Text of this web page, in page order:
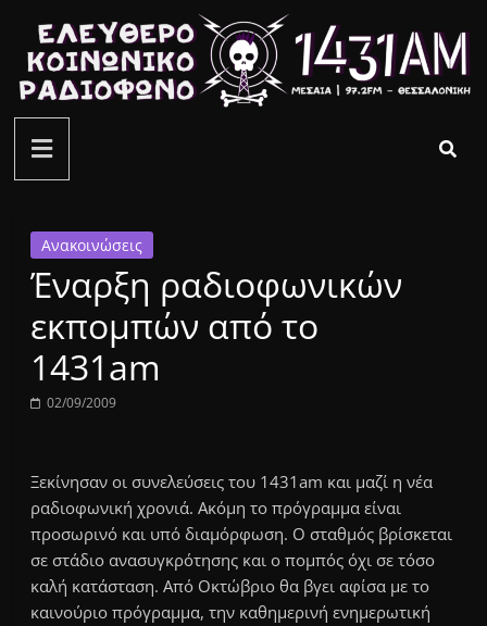
περιεχόμενο
ελεύθερο
κοινωνικό
ραδιόφωνο
1431AM
Ανακοινώσεις
Έναρξη ραδιοφωνικών
εκπομπών από το
1431am
02/09/2009
Ξεκίνησαν οι συνελεύσεις του 1431am και μαζί η νέα
ραδιοφωνική χρονιά. Ακόμη το πρόγραμμα είναι
προσωρινό και υπό διαμόρφωση. Ο σταθμός βρίσκεται
σε στάδιο ανασυγκρότησης και ο πομπός όχι σε τόσο
καλή κατάσταση. Από Οκτώβριο θα βγει αφίσα με το
καινούριο πρόγραμμα, την καθημερινή ενημερωτική